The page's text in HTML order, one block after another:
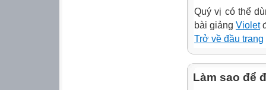
Quý vị có thể
bài giảng Violet
Trở về đầu trang
Làm sao để